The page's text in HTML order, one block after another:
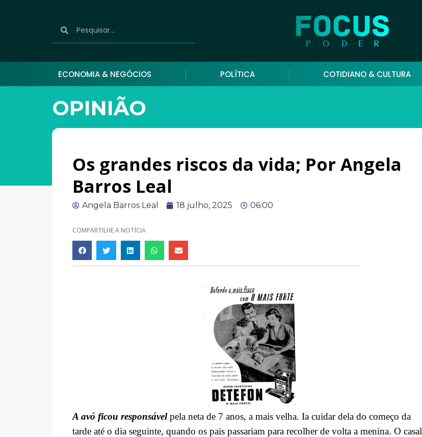
ECONOMIA & NEGÓCIOS POLÍTICA COTIDIANO & CULTURA
OPINIÃO
Os grandes riscos da vida; Por Angela
Barros Leal
Angela Barros Leal 18 julho, 2025 06:00
COMPARTILHE A NOTÍCIA
A avó ficou responsávelpela neta de 7 anos, a mais velha. Ia cuidar dela do começo da
tarde até o dia seguinte, quando os pais passariam para recolher de volta a menina. O casal